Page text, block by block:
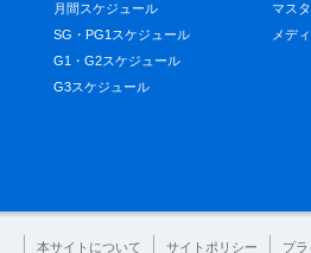
月間スケジュール
SG・PG1スケジュール
G1・G2スケジュール
G3スケジュール
マス
メデ
本サイトについて サイトポリシー プ